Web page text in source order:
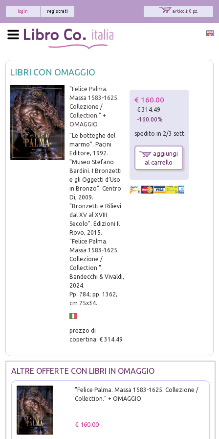
articoli: 0 pz.
registrati
login
LIBRI CON OMAGGIO
"Felice Palma.
Massa 1583-1625.
Collezione /
Collection." +
OMAGGIO
"Le botteghe del
marmo". Pacini
Editore, 1992.
"Museo Stefano
Bardini. I Bronzetti
e gli Oggetti d'Uso
in Bronzo". Centro
Di, 2009.
"Bronzetti e Rilievi
dal XV al XVIII
Secolo". Edizioni Il
Rovo, 2015.
"Felice Palma.
Massa 1583-1625.
Collezione /
Collection.".
Bandecchi & Vivaldi,
2024.
Pp. 784; pp. 1362,
cm 25x34.
prezzo di
copertina: € 314.49
€ 160.00
€ 314.49
-160.00%
spedito in 2/3 sett.
aggiungi
al carrello
ALTRE OFFERTE CON LIBRI IN OMAGGIO
"Felice Palma. Massa 1583-1625. Collezione /
Collection." + OMAGGIO
€ 160.00